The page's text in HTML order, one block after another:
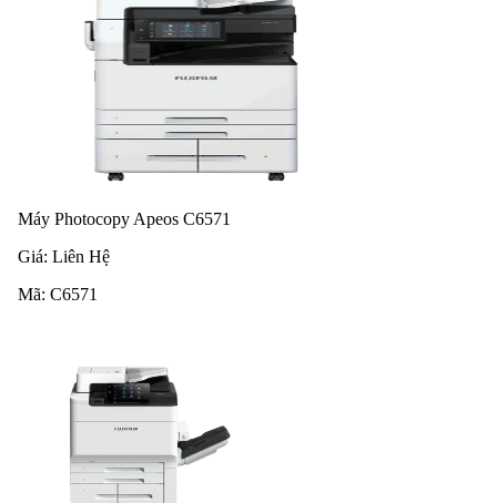
Máy Photocopy Apeos C6571
Giá: Liên Hệ
Mã: C6571